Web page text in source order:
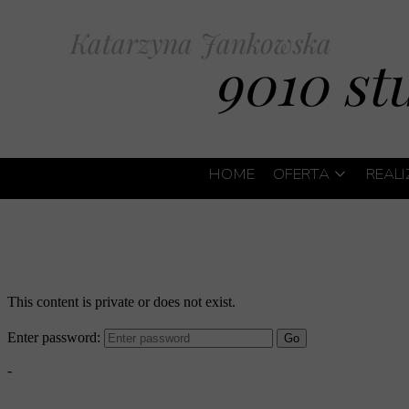
Katarzyna Jankowska
9010
HOME OFERTA
PROJEKTY
WNĘTRZA